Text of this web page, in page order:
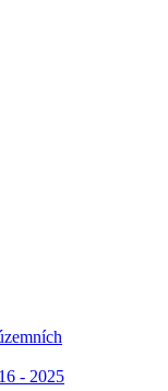
- 2025